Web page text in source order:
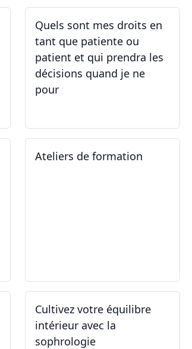
Quels sont mes droits en
tant que patiente ou
patient et qui prendra les
décisions quand je ne
pour
Ateliers de formation
Cultivez votre équilibre
intérieur avec la
sophrologie